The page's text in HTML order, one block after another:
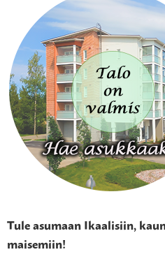
Tule asumaan Ikaalisiin,
maisemiin!